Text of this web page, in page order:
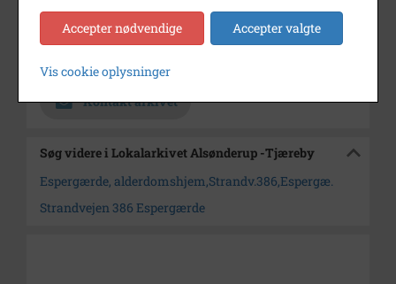
Fotograf
Jørgen Rubæk Hansen
Arkiv
Lokalarkivet Alsønderup -
Kontakt arkivet
Søg videre i Lokalarkivet Alsønderup -Tjæreby
Espergærde, alderdomshjem,Strandv.386,Espergæ.
Strandvejen 386 Espergærde
Accepter nødvendige Accepter valgte
Vis cookie oplysninger